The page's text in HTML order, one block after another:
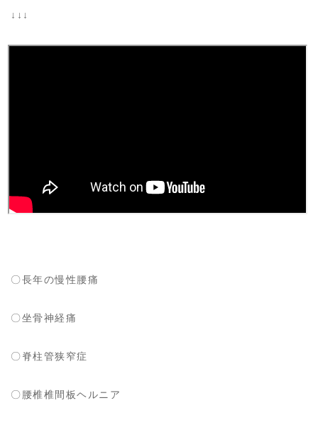
↓↓↓
〇長年の慢性腰痛
〇坐骨神経痛
〇脊柱管狭窄症
〇腰椎椎間板ヘルニア